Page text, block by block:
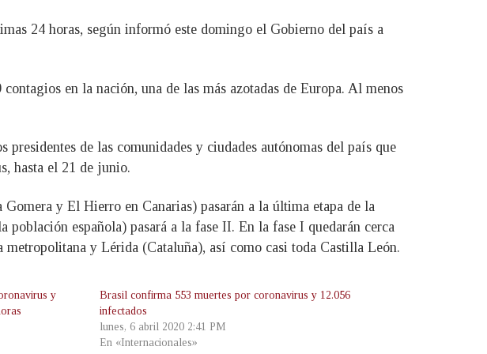
24 horas, según informó este domingo el Gobierno del país a
en la nación, una de las más azotadas de Europa. Al menos
de las comunidades y ciudades autónomas del país que
hasta el 21 de junio.
y El Hierro en Canarias) pasarán a la última etapa de la
española) pasará a la fase II. En la fase I quedarán cerca
y Lérida (Cataluña), así como casi toda Castilla León.
y
Brasil confirma 553 muertes por coronavirus y 12.056
infectados
lunes, 6 abril 2020 2:41 PM
En «Internacionales»